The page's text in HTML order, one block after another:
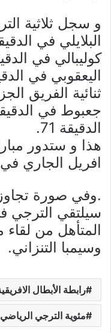
و سجل ثلاثية
ثنائية الفريق
الدقيقة 71.
افريل الجاري
.وفي صورة
سيلتقي الترجي
المتأهل من لقاء
وسيمبا التنزاني.
رابطة الأبطال
مئوية الترجي